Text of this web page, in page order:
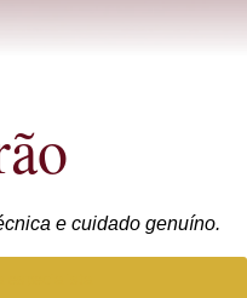
e cuidado genuíno.